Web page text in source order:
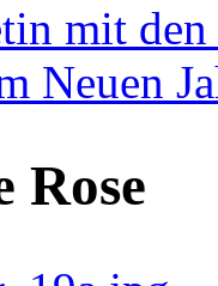
mit den
Neuen
Rose